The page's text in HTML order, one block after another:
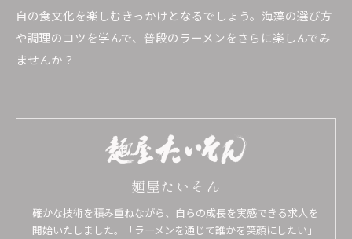
自の食文化を楽しむきっかけとなるでしょう。海藻の選び方
や調理のコツを学んで、普段のラーメンをさらに楽しんでみ
ませんか？
麺屋たいそん
確かな技術を積み重ねながら、自らの成長を実感できる求人を
開始いたしました。「ラーメンを通じて誰かを笑顔にしたい」